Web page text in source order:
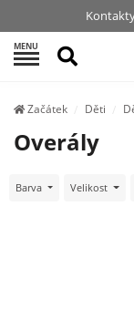
MENU Hledat
Začátek Děti
Overály
Barva Velikost